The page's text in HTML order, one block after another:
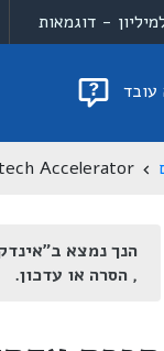
- דוגמאות
עובד
Accelerator
הנך נמצא
, הסרה או עדכון.